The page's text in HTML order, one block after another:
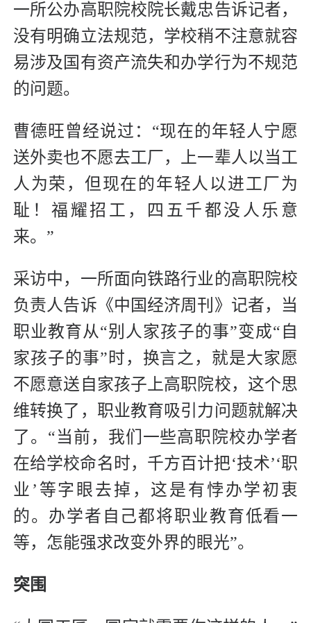
一所公办高职院校院长戴忠告诉记者，
没有明确立法规范，学校稍不注意就容
易涉及国有资产流失和办学行为不规范
的问题。
曹德旺曾经说过：“现在的年轻人宁愿
送外卖也不愿去工厂，上一辈人以当工
人为荣，但现在的年轻人以进工厂为
耻！福耀招工，四五千都没人乐意
来。”
采访中，一所面向铁路行业的高职院校
负责人告诉《中国经济周刊》记者，当
职业教育从“别人家孩子的事”变成“自
家孩子的事”时，换言之，就是大家愿
不愿意送自家孩子上高职院校，这个思
维转换了，职业教育吸引力问题就解决
了。“当前，我们一些高职院校办学者
在给学校命名时，千方百计把‘技术’‘职
业’等字眼去掉，这是有悖办学初衷
的。办学者自己都将职业教育低看一
等，怎能强求改变外界的眼光”。
突围